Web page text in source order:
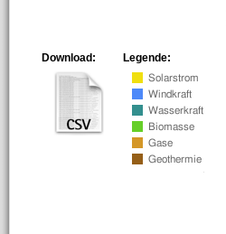
Legende:
Download: